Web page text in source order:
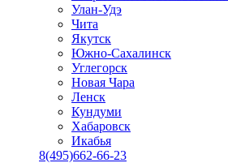
Улан-Удэ
Чита
Якутск
Южно-Сахалинск
Углегорск
Новая Чара
Ленск
Кундуми
Хабаровск
Икабья
8(495)662-66-23